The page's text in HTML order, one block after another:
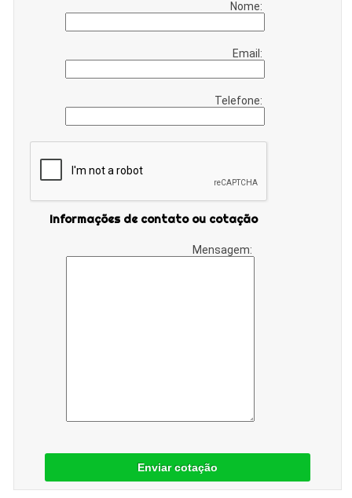
Nome:
Email:
Telefone:
Informações de contato ou cotação
Mensagem:
Enviar cotação